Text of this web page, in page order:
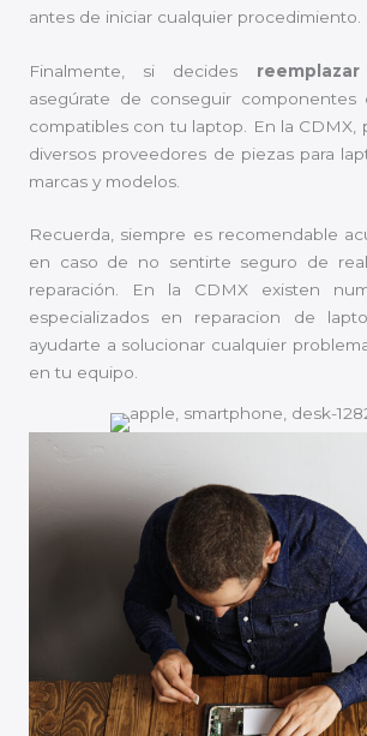
antes de iniciar cualquier procedimiento.
Finalmente, si decides
asegúrate de conseguir componentes
compatibles con tu laptop. En la CDMX,
diversos proveedores de piezas para
marcas y modelos.
Recuerda, siempre es recomendable
en caso de no sentirte seguro de
reparación. En la CDMX existen
especializados en reparacion de
ayudarte a solucionar cualquier
en tu equipo.